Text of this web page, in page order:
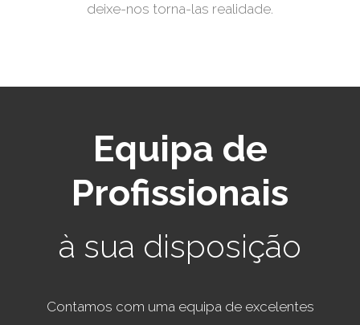
deixe-nos torna-las realidade.
Equipa de
Profissionais
à sua disposição
Contamos com uma equipa de excelentes